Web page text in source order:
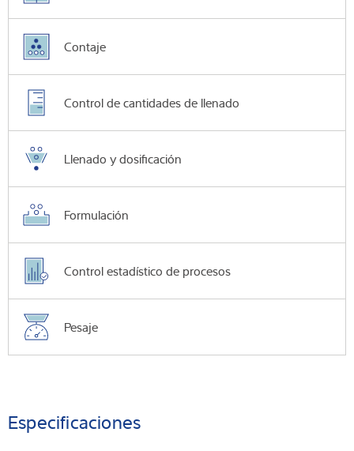
Contaje
Control de cantidades de llenado
Llenado y dosificación
Formulación
Control estadístico de procesos
Pesaje
Especificaciones